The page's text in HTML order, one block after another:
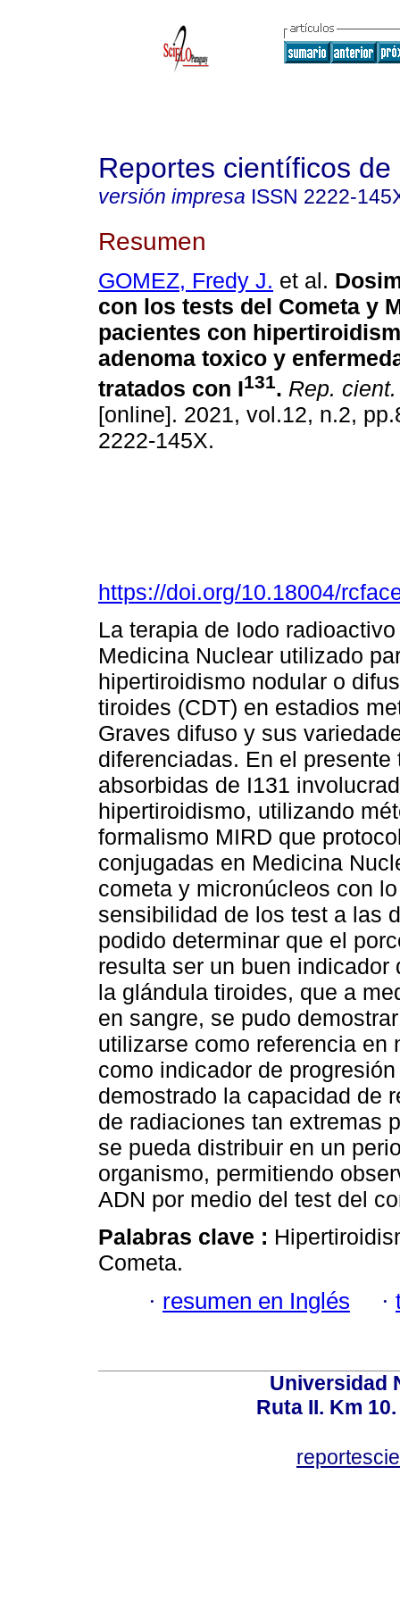
Reportes científicos de
versión impresa ISSN 2222-
Resumen
GOMEZ, Fredy J. et al.
con los tests del Cometa y
pacientes con
adenoma toxico y
tratados con I131. Rep.
[online]. 2021, vol.12, n.2,
2222-145X.
https://doi.org/10.18004/
La terapia de Iodo
Medicina Nuclear utilizado
hipertiroidismo nodular o
tiroides (CDT) en estadios
Graves difuso y sus
diferenciadas. En el
absorbidas de I131
hipertiroidismo, utilizando
formalismo MIRD que
conjugadas en Medicina
cometa y micronúcleos con
sensibilidad de los test a las
podido determinar que el
resulta ser un buen
la glándula tiroides, que a
en sangre, se pudo
utilizarse como referencia
como indicador de
demostrado la capacidad de
de radiaciones tan extremas
se pueda distribuir en un
organismo, permitiendo
ADN por medio del test del
Palabras clave :
Cometa.
· resumen en Inglés ·
Universidad
Ruta II. Km